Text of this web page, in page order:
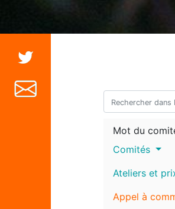
Mot du
Comités
Ateliers et
Appel à